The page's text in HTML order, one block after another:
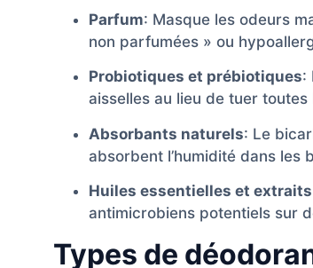
Parfum: Masque les odeurs
non parfumées » ou
Probiotiques et prébiotiques:
aisselles au lieu de tuer
Absorbants naturels: Le
absorbent l’humidité dans les
Huiles essentielles et
antimicrobiens potentiels sur
Types de